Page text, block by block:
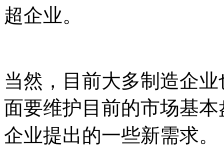
超企业。
当然，目前大多制造企
面要维护目前的市场基本
企业提出的一些新需求。